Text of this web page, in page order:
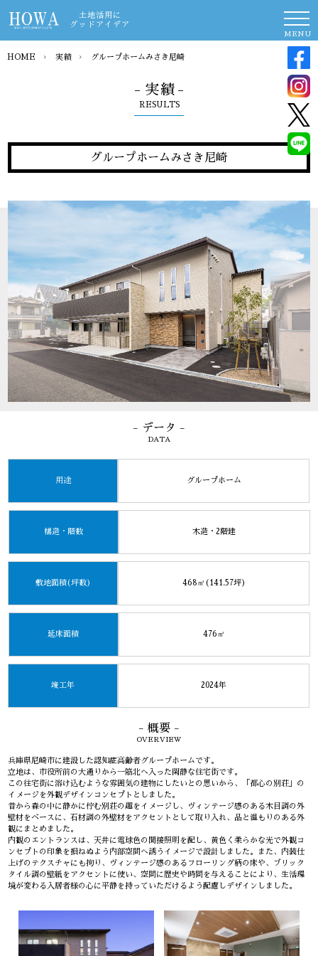
土地活用に
グッドアイデア
MENU
- 実績 -
RESULTS
HOME › 実績› グループホームみさき尼崎
グループホームみさき尼崎
- データ -
DATA
用途 グループホーム
構造・階数 木造・2階建
敷地面積(坪数) 468㎡(141.57坪)
延床面積 476㎡
竣工年 2024年
- 概要 -
OVERVIEW
兵庫県尼崎市に建設した認知症高齢者グループホームです。
立地は、市役所前の大通りから一筋北へ入った閑静な住宅街です。
この往宅街に溶け込むような雰囲気の建物にしたいとの思いから、「都心の別荘」の
イメージを外観デザインコンセプトとしました。
昔から森の中に静かに佇む別荘の趣をイメージし、ヴィンテージ感のある木目調の外
壁材をベースに、石材調の外壁材をアクセントとして取り入れ、品と温もりのある外
観にまとめました。
内観のエントランスは、天井に電球色の聞接照明を配し、黄色く柔らかな光で外観コ
ンセプトの印象を損ねぬよう内部空間へ誘うイメージで設計しました。また、内装仕
上げのテクスチャにも拘り、ヴィンテージ感のあるフローリング柄の床や、ブリック
タイル調の壁紙をアクセントに使い、空間に歴史や時間を与えることにより、生活環
境が変わる入居者様の心に平静を持っていただけるよう配慮しデザインしました。